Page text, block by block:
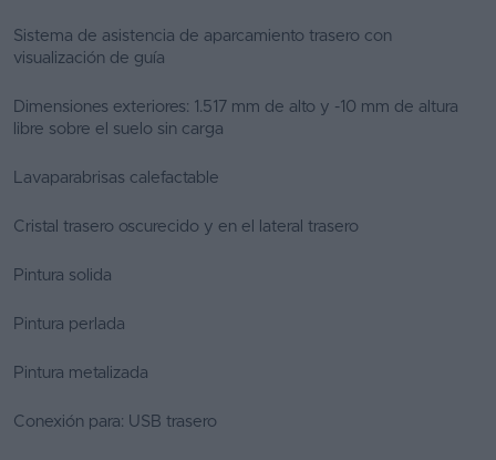
Sistema de asistencia de aparcamiento trasero con
visualización de guía
Dimensiones exteriores: 1.517 mm de alto y -10 mm de altura
libre sobre el suelo sin carga
Lavaparabrisas calefactable
Cristal trasero oscurecido y en el lateral trasero
Pintura solida
Pintura perlada
Pintura metalizada
Conexión para: USB trasero